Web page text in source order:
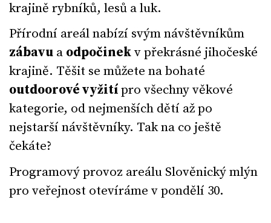
krajině rybníků, lesů a luk.
Přírodní areál nabízí svým návštěvníkům
zábavu a odpočinekv překrásné jihočeské
krajině. Těšit se můžete na bohaté
outdoorové vyžitípro všechny věkové
kategorie, od nejmenších dětí až po
nejstarší návštěvníky. Tak na co ještě
čekáte?
Programový provoz areálu Slověnický mlýn
pro veřejnost otevíráme v pondělí 30.